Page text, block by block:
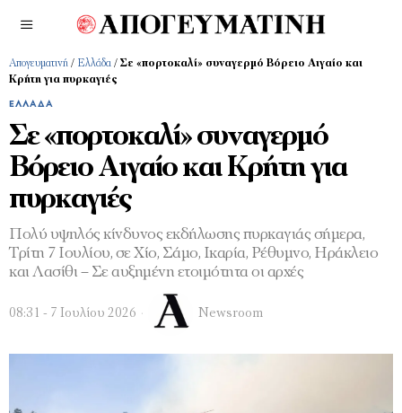
Απογευματινή / Ελλάδα / Σε «πορτοκαλί» συναγερμό Βόρειο Αιγαίο και
Κρήτη για πυρκαγιές
ΕΛΛΆΔΑ
Σε «πορτοκαλί» συναγερμό
Βόρειο Αιγαίο και Κρήτη για
πυρκαγιές
Πολύ υψηλός κίνδυνος εκδήλωσης πυρκαγιάς σήμερα,
Τρίτη 7 Ιουλίου, σε Χίο, Σάμο, Ικαρία, Ρέθυμνο, Ηράκλειο
και Λασίθι – Σε αυξημένη ετοιμότητα οι αρχές
08:31 - 7 Ιουλίου 2026 Newsroom